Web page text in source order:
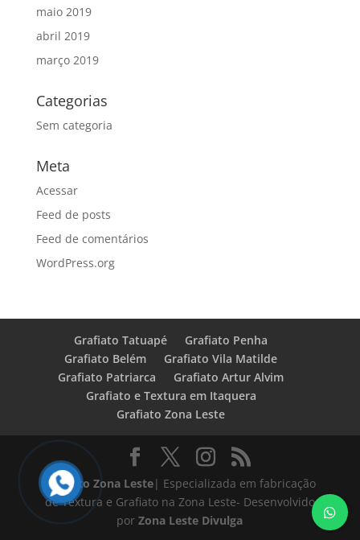
maio 2019
abril 2019
março 2019
Categorias
Sem categoria
Meta
Acessar
Feed de posts
Feed de comentários
WordPress.org
Grafiato Tatuapé
Grafiato Penha
Grafiato Belém
Grafiato Vila Matilde
Grafiato Patriarca
Grafiato Artur Alvim
Grafiato e Textura em Itaquera
Grafiato Zona Leste
Grafiato Zona Leste| Especializada em fabricação
de Textura e Grafiato na Zona Leste- Desenvolvido
porZona Leste Divulga